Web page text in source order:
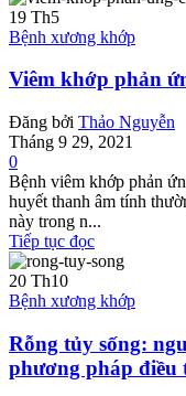
19 Th5
Bệnh xương khớp
Viêm khớp phản
Đăng bởi Thảo Nguyễn
Tháng 9 29, 2021
0
Bệnh viêm khớp phản
huyết thanh âm tính
này trong n...
Tiếp tục đọc
20 Th10
Bệnh xương khớp
Rỗng tủy sống:
phương pháp điều